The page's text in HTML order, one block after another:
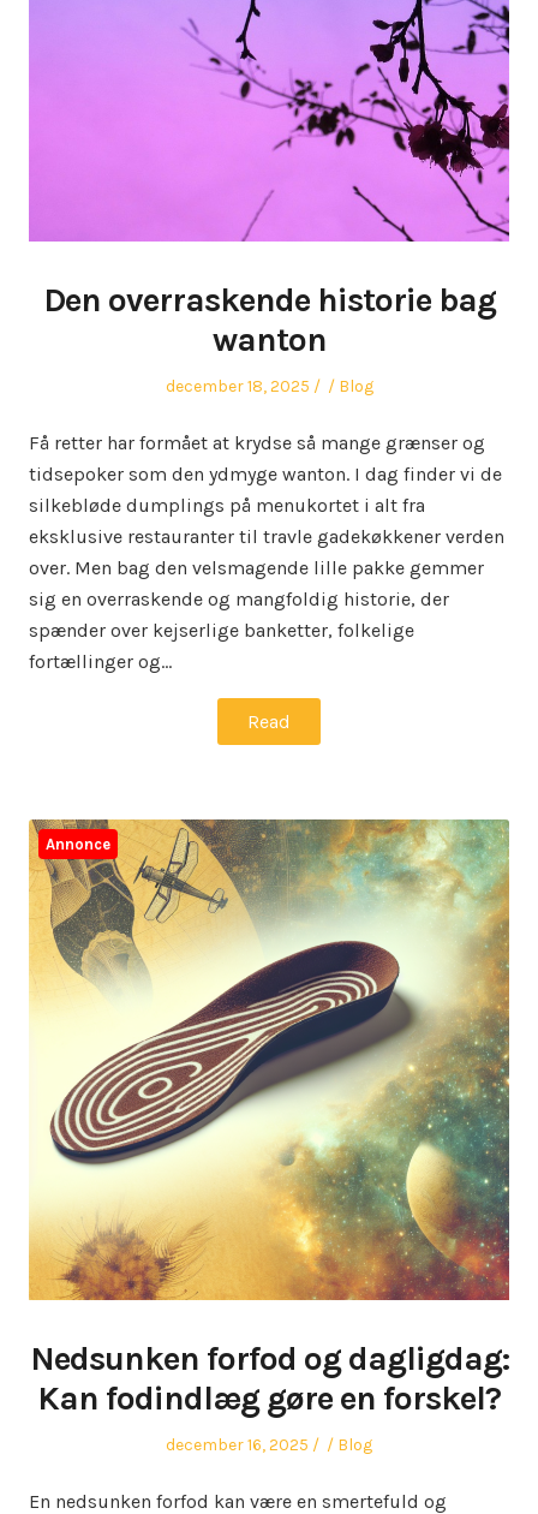
Den overraskende historie bag
wanton
Posted
december 18, 2025 Author
Posted
Blog
Få retter har formået at krydse så mange grænser og
tidsepoker som den ydmyge wanton. I dag finder vi de
silkebløde dumplings på menukortet i alt fra
eksklusive restauranter til travle gadekøkkener verden
over. Men bag den velsmagende lille pakke gemmer
sig en overraskende og mangfoldig historie, der
spænder over kejserlige banketter, folkelige
fortællinger og…
Read
Annonce
Nedsunken forfod og dagligdag:
Kan fodindlæg gøre en forskel?
Posted
december 16, 2025 Author
Posted
Blog
En nedsunken forfod kan være en smertefuld og